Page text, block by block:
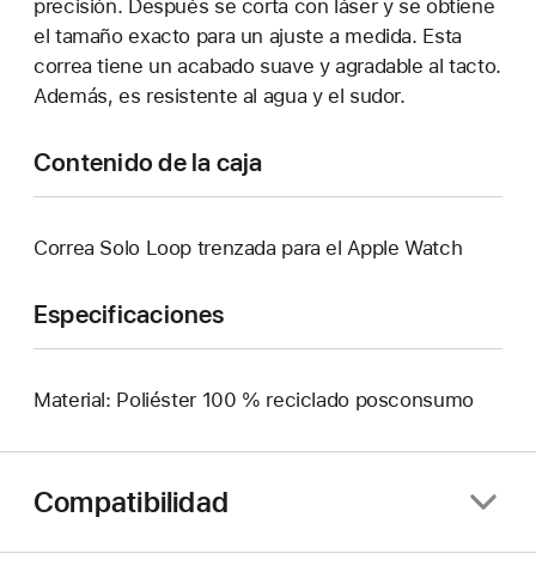
precisión. Después se corta con láser y se obtiene
el tamaño exacto para un ajuste a medida. Esta
correa tiene un acabado suave y agradable al tacto.
Además, es resistente al agua y el sudor.
Contenido de la caja
Correa Solo Loop trenzada para el Apple Watch
Especificaciones
Material: Poliéster 100 % reciclado posconsumo
Compatibilidad